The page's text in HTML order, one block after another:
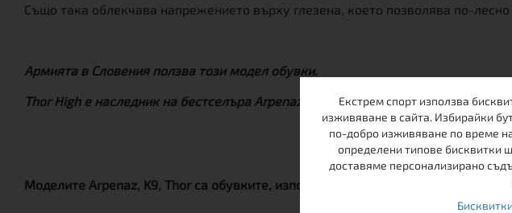
Също така облекчава напрежението върху глезена, което позволява по-
Армията в Словения ползва този модел обувки.
Thor High e наследник на бестселъра Arpenaz.
Моделите Arpenaz, K9, Thor са обувките, използвани в полицията и армията
Екстрем спорт използва
изживяване в сайта. Избирайки
по-добро изживяване по време
определени типове бисквитки
доставяме персонализирано